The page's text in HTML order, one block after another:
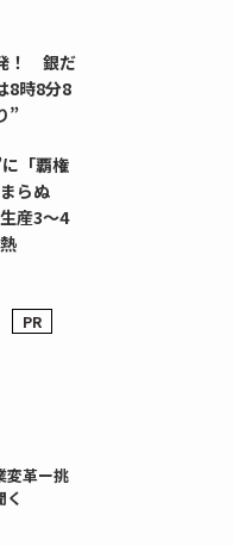
！ 銀だ
8時8分8
”
「覇権
らぬ
産3～4
変革ー挑
く